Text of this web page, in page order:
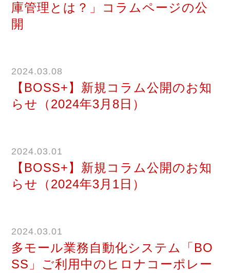
庫管理とは？」コラムページの公
開
2024.03.08
【BOSS+】新規コラム公開のお知
らせ（2024年3月8日）
2024.03.01
【BOSS+】新規コラム公開のお知
らせ（2024年3月1日）
2024.03.01
多モール業務自動化システム「BO
SS」ご利用中のヒロナコーポレー